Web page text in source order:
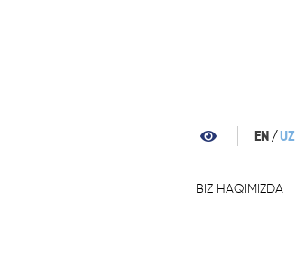
EN UZ
BIZ HAQIMIZDA